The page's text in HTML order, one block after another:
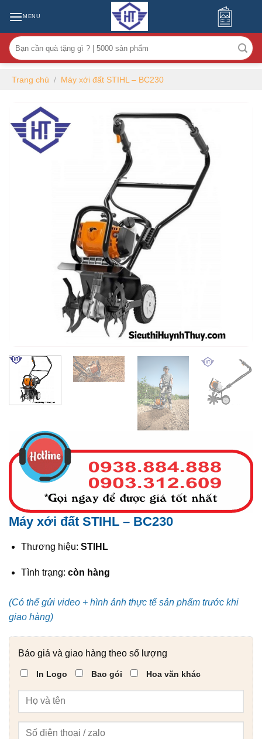
MENU
Tìm
kiếm:
Trang chủ / Máy xới đất STIHL – BC230
Máy xới đất STIHL – BC230
Thương hiệu: STIHL
Tình trạng: còn hàng
(Có thể gửi video + hình ảnh thực tế sản phẩm trước khi
giao hàng)
Báo giá và giao hàng theo số lượng
In Logo Bao gói Hoa văn khác